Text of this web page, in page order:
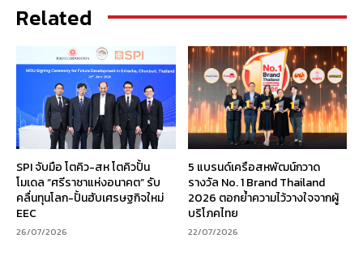
Related
SPI จับมือ โตคิว-สห โตคิวปั้น
โมเดล “ศรีราชาแห่งอนาคต” รับ
คลื่นทุนโลก-ปั้นฮับเศรษฐกิจใหม่
EEC
26/07/2026
5 แบรนด์เครือสหพัฒน์กวาด
รางวัล No. 1 Brand Thailand
2026 ตอกย้ำความไว้วางใจจากผู้
บริโภคไทย
22/07/2026